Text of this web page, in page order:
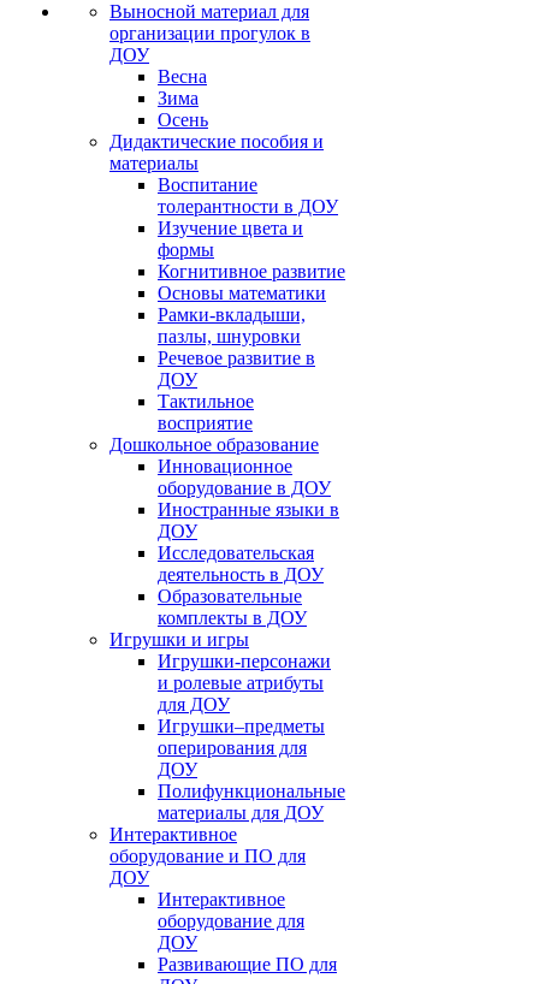
Выносной материал для
организации прогулок в
ДОУ
Весна
Зима
Осень
Дидактические пособия и
материалы
Воспитание
толерантности в ДОУ
Изучение цвета и
формы
Когнитивное развитие
Основы математики
Рамки-вкладыши,
пазлы, шнуровки
Речевое развитие в
ДОУ
Тактильное
восприятие
Дошкольное образование
Инновационное
оборудование в ДОУ
Иностранные языки в
ДОУ
Исследовательская
деятельность в ДОУ
Образовательные
комплекты в ДОУ
Игрушки и игры
Игрушки-персонажи
и ролевые атрибуты
для ДОУ
Игрушки–предметы
оперирования для
ДОУ
Полифункциональные
материалы для ДОУ
Интерактивное
оборудование и ПО для
ДОУ
Интерактивное
оборудование для
ДОУ
Развивающие ПО для